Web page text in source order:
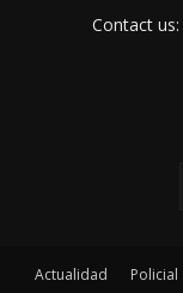
Contact us:
Actualidad Policial